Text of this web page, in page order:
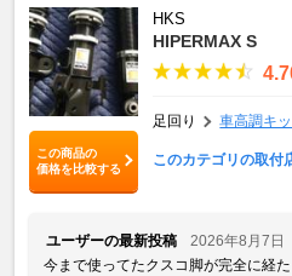
この商品の
価格を比較する
HKS
HIPERMAX S
足回り 車高調キッ
このカテゴリの取付
ユーザーの最新投稿
2026年8月7日
今まで使ってたクスコ脚が完全に経